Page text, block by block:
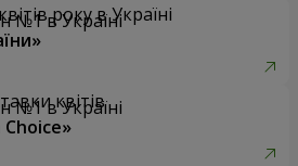
року в Україні
квітів